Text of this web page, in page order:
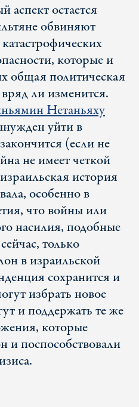
остается
обвиняют
которые и
общая политическая
ли изменится.
Нетаньяху
уйти в
(если не
не имеет четкой
история
особенно в
что войны или
насилия, подобные
только
в израильской
сохранится и
избрать новое
и поддержать те же
которые
и поспособствовали